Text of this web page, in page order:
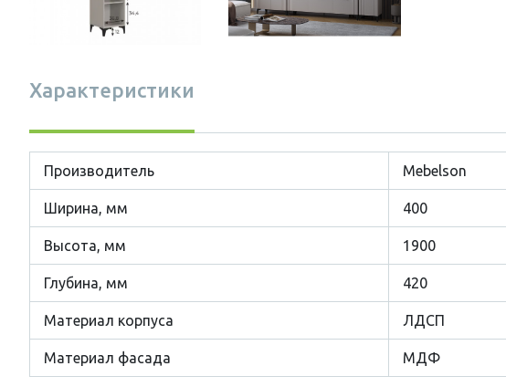
Характеристики
Производитель Mebelson
Ширина, мм 400
Высота, мм 1900
Глубина, мм 420
Материал корпуса ЛДСП
Материал фасада МДФ